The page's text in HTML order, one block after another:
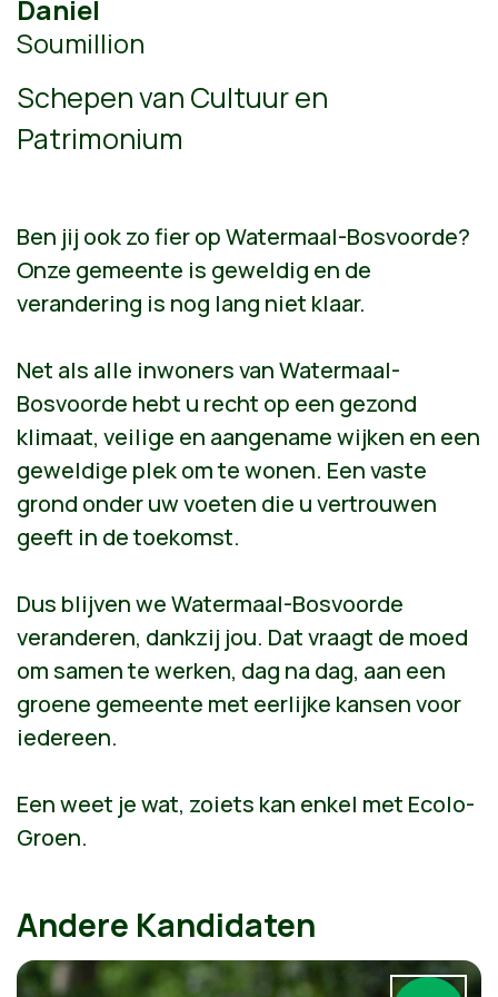
Daniel
Soumillion
Schepen van Cultuur en
Patrimonium
Ben jij ook zo fier op Watermaal-Bosvoorde?
Onze gemeente is geweldig en de
verandering is nog lang niet klaar.
Net als alle inwoners van Watermaal-
Bosvoorde hebt u recht op een gezond
klimaat, veilige en aangename wijken en een
geweldige plek om te wonen. Een vaste
grond onder uw voeten die u vertrouwen
geeft in de toekomst.
Dus blijven we Watermaal-Bosvoorde
veranderen, dankzij jou. Dat vraagt de moed
om samen te werken, dag na dag, aan een
groene gemeente met eerlijke kansen voor
iedereen.
Een weet je wat, zoiets kan enkel met Ecolo-
Groen.
Andere Kandidaten